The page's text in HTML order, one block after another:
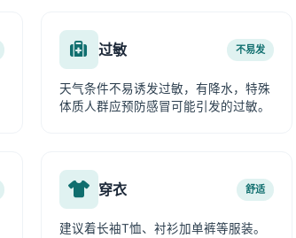
过敏 不易发
天气条件不易诱发过敏，有降水，特殊
体质人群应预防感冒可能引发的过敏。
穿衣 舒适
建议着长袖T恤、衬衫加单裤等服装。